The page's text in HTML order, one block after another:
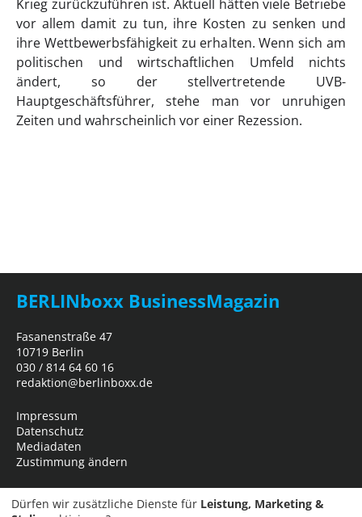
Krieg zurückzuführen ist. Aktuell hätten viele Betriebe
vor allem damit zu tun, ihre Kosten zu senken und
ihre Wettbewerbsfähigkeit zu erhalten. Wenn sich am
politischen und wirtschaftlichen Umfeld nichts
ändert, so der stellvertretende UVB-
Hauptgeschäftsführer, stehe man vor unruhigen
Zeiten und wahrscheinlich vor einer Rezession.
BERLINboxx BusinessMagazin
Fasanenstraße 47
10719 Berlin
030 / 814 64 60 16
redaktion@berlinboxx.de
Impressum
Datenschutz
Mediadaten
Zustimmung ändern
Dürfen wir zusätzliche Dienste für Leistung, Marketing &